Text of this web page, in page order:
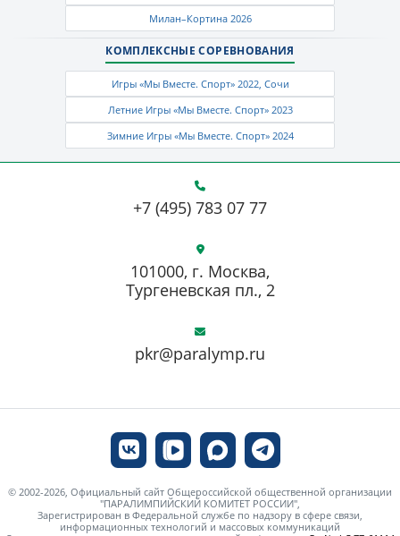
Милан–Кортина 2026
КОМПЛЕКСНЫЕ СОРЕВНОВАНИЯ
Игры «Мы Вместе. Спорт» 2022, Сочи
Летние Игры «Мы Вместе. Спорт» 2023
Зимние Игры «Мы Вместе. Спорт» 2024
+7 (495) 783 07 77
pkr@paralymp.ru
101000, г. Москва,
Тургеневская пл., 2
© 2002-2026, Официальный сайт Общероссийской общественной организации
"ПАРАЛИМПИЙСКИЙ КОМИТЕТ РОССИИ",
Зарегистрирован в Федеральной службе по надзору в сфере связи,
информационных технологий и массовых коммуникаций